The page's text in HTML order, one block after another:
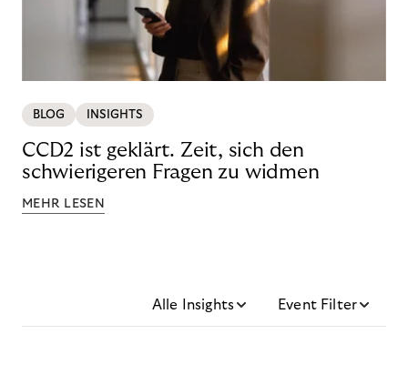
BLOG INSIGHTS
CCD2 ist geklärt. Zeit, sich den
schwierigeren Fragen zu widmen
MEHR LESEN
Alle Insights Event Filter